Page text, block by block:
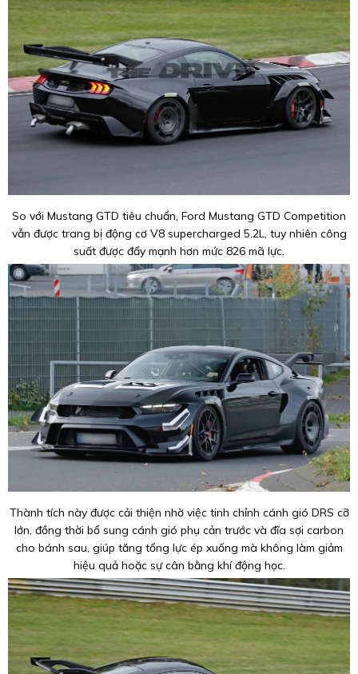
So với Mustang GTD tiêu chuẩn, Ford Mustang GTD Competition
vẫn được trang bị động cơ V8 supercharged 5.2L, tuy nhiên công
suất được đẩy mạnh hơn mức 826 mã lực.
Thành tích này được cải thiện nhờ việc tinh chỉnh cánh gió DRS cỡ
lớn, đồng thời bổ sung cánh gió phụ cản trước và đĩa sợi carbon
cho bánh sau, giúp tăng tổng lực ép xuống mà không làm giảm
hiệu quả hoặc sự cân bằng khí động học.